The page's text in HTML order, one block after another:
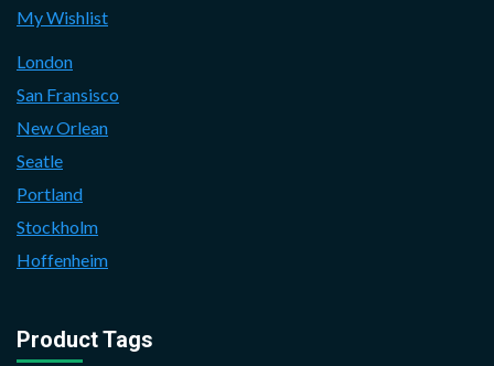
My Wishlist
London
San Fransisco
New Orlean
Seatle
Portland
Stockholm
Hoffenheim
Product Tags